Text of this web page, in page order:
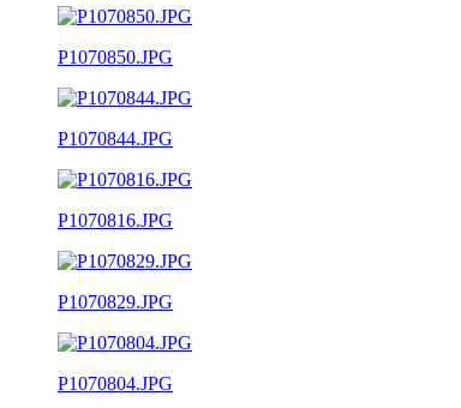
P1070850.JPG
P1070844.JPG
P1070816.JPG
P1070829.JPG
P1070804.JPG